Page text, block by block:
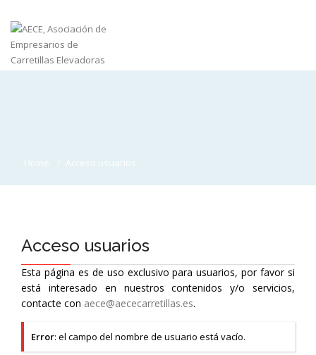
Home Acceso usuarios
Acceso usuarios
Esta página es de uso exclusivo para usuarios, por favor si
está interesado en nuestros contenidos y/o servicios,
contacte con aece@aececarretillas.es.
Error: el campo del nombre de usuario está vacío.